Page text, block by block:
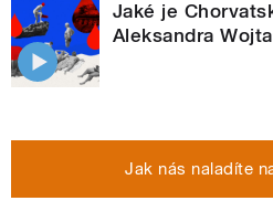
Jaké je
Aleksandra
Jak nás naladíte